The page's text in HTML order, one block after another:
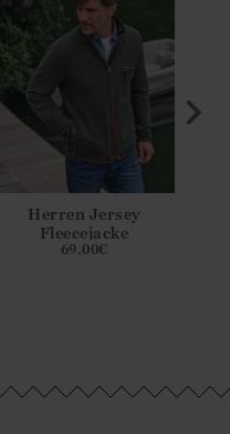
Herren Jersey
Fleecejacke
69.00€